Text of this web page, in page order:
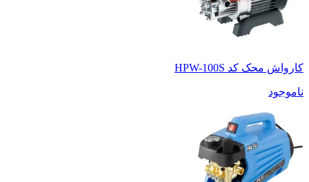
کارواش محک کد HPW-100S
ناموجود